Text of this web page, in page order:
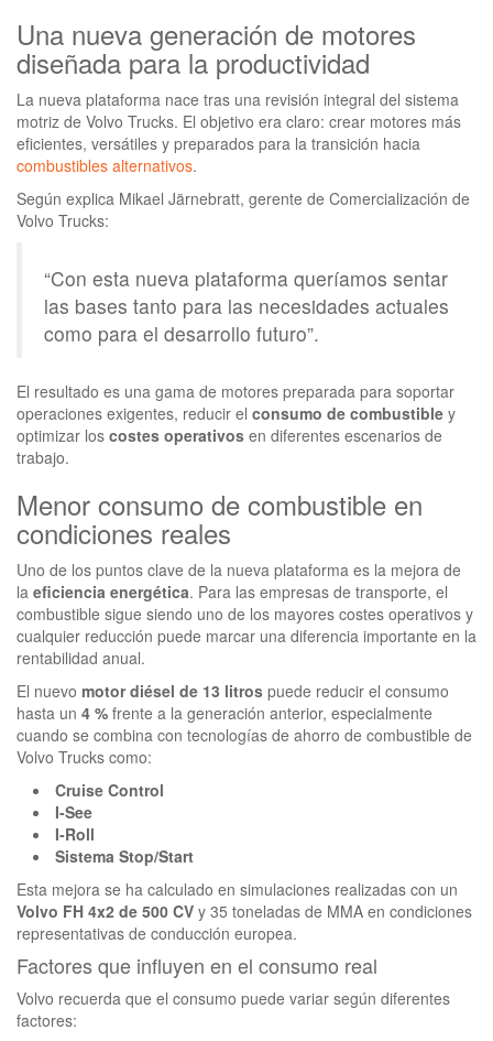
Una nueva generación de motores
diseñada para la productividad
La nueva plataforma nace tras una revisión integral del sistema
motriz de Volvo Trucks. El objetivo era claro: crear motores más
eficientes, versátiles y preparados para la transición hacia
combustibles alternativos.
Según explica Mikael Järnebratt, gerente de Comercialización de
Volvo Trucks:
“Con esta nueva plataforma queríamos sentar
las bases tanto para las necesidades actuales
como para el desarrollo futuro”.
El resultado es una gama de motores preparada para soportar
operaciones exigentes, reducir el consumo de combustible y
optimizar los costes operativos en diferentes escenarios de
trabajo.
Menor consumo de combustible en
condiciones reales
Uno de los puntos clave de la nueva plataforma es la mejora de
la eficiencia energética. Para las empresas de transporte, el
combustible sigue siendo uno de los mayores costes operativos y
cualquier reducción puede marcar una diferencia importante en la
rentabilidad anual.
El nuevo motor diésel de 13 litros puede reducir el consumo
hasta un 4 % frente a la generación anterior, especialmente
cuando se combina con tecnologías de ahorro de combustible de
Volvo Trucks como:
Cruise Control
I-See
I-Roll
Sistema Stop/Start
Esta mejora se ha calculado en simulaciones realizadas con un
Volvo FH 4x2 de 500 CV y 35 toneladas de MMA en condiciones
representativas de conducción europea.
Factores que influyen en el consumo real
Volvo recuerda que el consumo puede variar según diferentes
factores: